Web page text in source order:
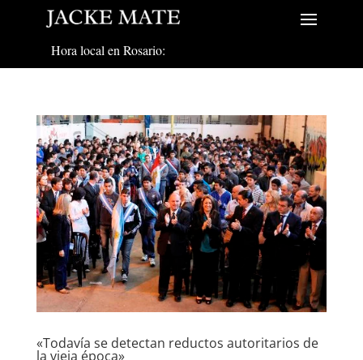
Hora local en Rosario:
«Todavía se detectan reductos autoritarios de
la vieja época»